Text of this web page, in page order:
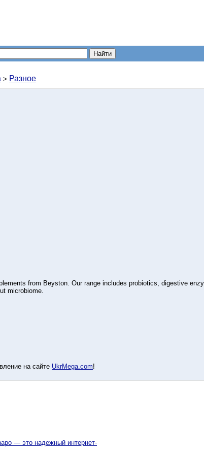
> Разное
from Beyston. Our range includes probiotics, digestive
microbiome.
на сайте UkrMega.com!
— это надежный интернет-